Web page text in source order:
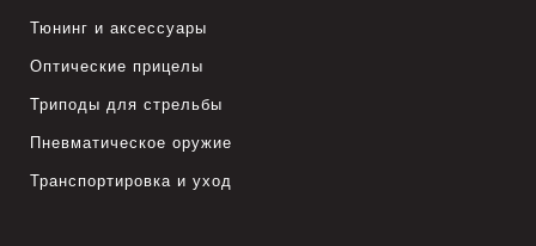
Тюнинг и аксессуары
Оптические прицелы
Триподы для стрельбы
Пневматическое оружие
Транспортировка и уход